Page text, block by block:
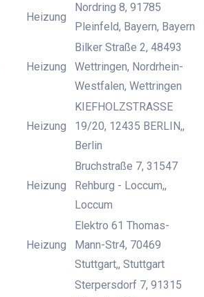
Heizung
Nordring 8, 91785
Pleinfeld, Bayern, Bayern
Heizung
Bilker Straße 2, 48493
Wettringen, Nordrhein-
Westfalen, Wettringen
Heizung
KIEFHOLZSTRASSE
19/20, 12435 BERLIN,,
Berlin
Heizung
Bruchstraße 7, 31547
Rehburg - Loccum,,
Loccum
Heizung
Elektro 61 Thomas-
Mann-Str4, 70469
Stuttgart,, Stuttgart
Sterpersdorf 7, 91315